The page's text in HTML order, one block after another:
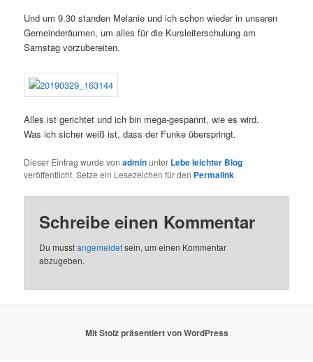
Und um 9.30 standen Melanie und ich schon wieder in unseren
Gemeinderäumen, um alles für die Kursleiterschulung am
Samstag vorzubereiten.
Alles ist gerichtet und ich bin mega-gespannt, wie es wird.
Was ich sicher weiß ist, dass der Funke überspringt.
Dieser Eintrag wurde vonadminunter Lebe leichter Blog
veröffentlicht. Setze ein Lesezeichen für den Permalink.
Schreibe einen Kommentar
Du musstangemeldetsein, um einen Kommentar
abzugeben.
Mit Stolz präsentiert von WordPress